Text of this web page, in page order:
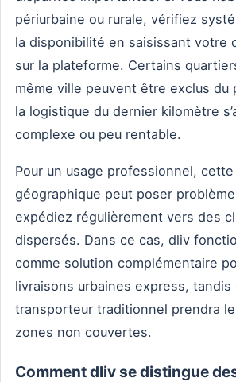
périurbaine ou rurale, vérifiez
la disponibilité en saisissant votre
sur la plateforme. Certains
même ville peuvent être exclus du
la logistique du dernier kilomètre
complexe ou peu rentable.
Pour un usage professionnel,
géographique peut poser
expédiez régulièrement vers des
dispersés. Dans ce cas, dliv
comme solution complémentaire
livraisons urbaines express, tandis
transporteur traditionnel prendra
zones non couvertes.
Comment dliv se distingue